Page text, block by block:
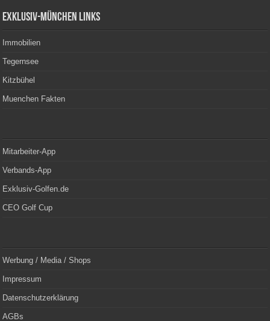
Exklusiv-München Links
Immobilien
Tegernsee
Kitzbühel
Muenchen Fakten
Mitarbeiter-App
Verbands-App
Exklusiv-Golfen.de
CEO Golf Cup
Werbung / Media / Shops
Impressum
Datenschutzerklärung
AGBs